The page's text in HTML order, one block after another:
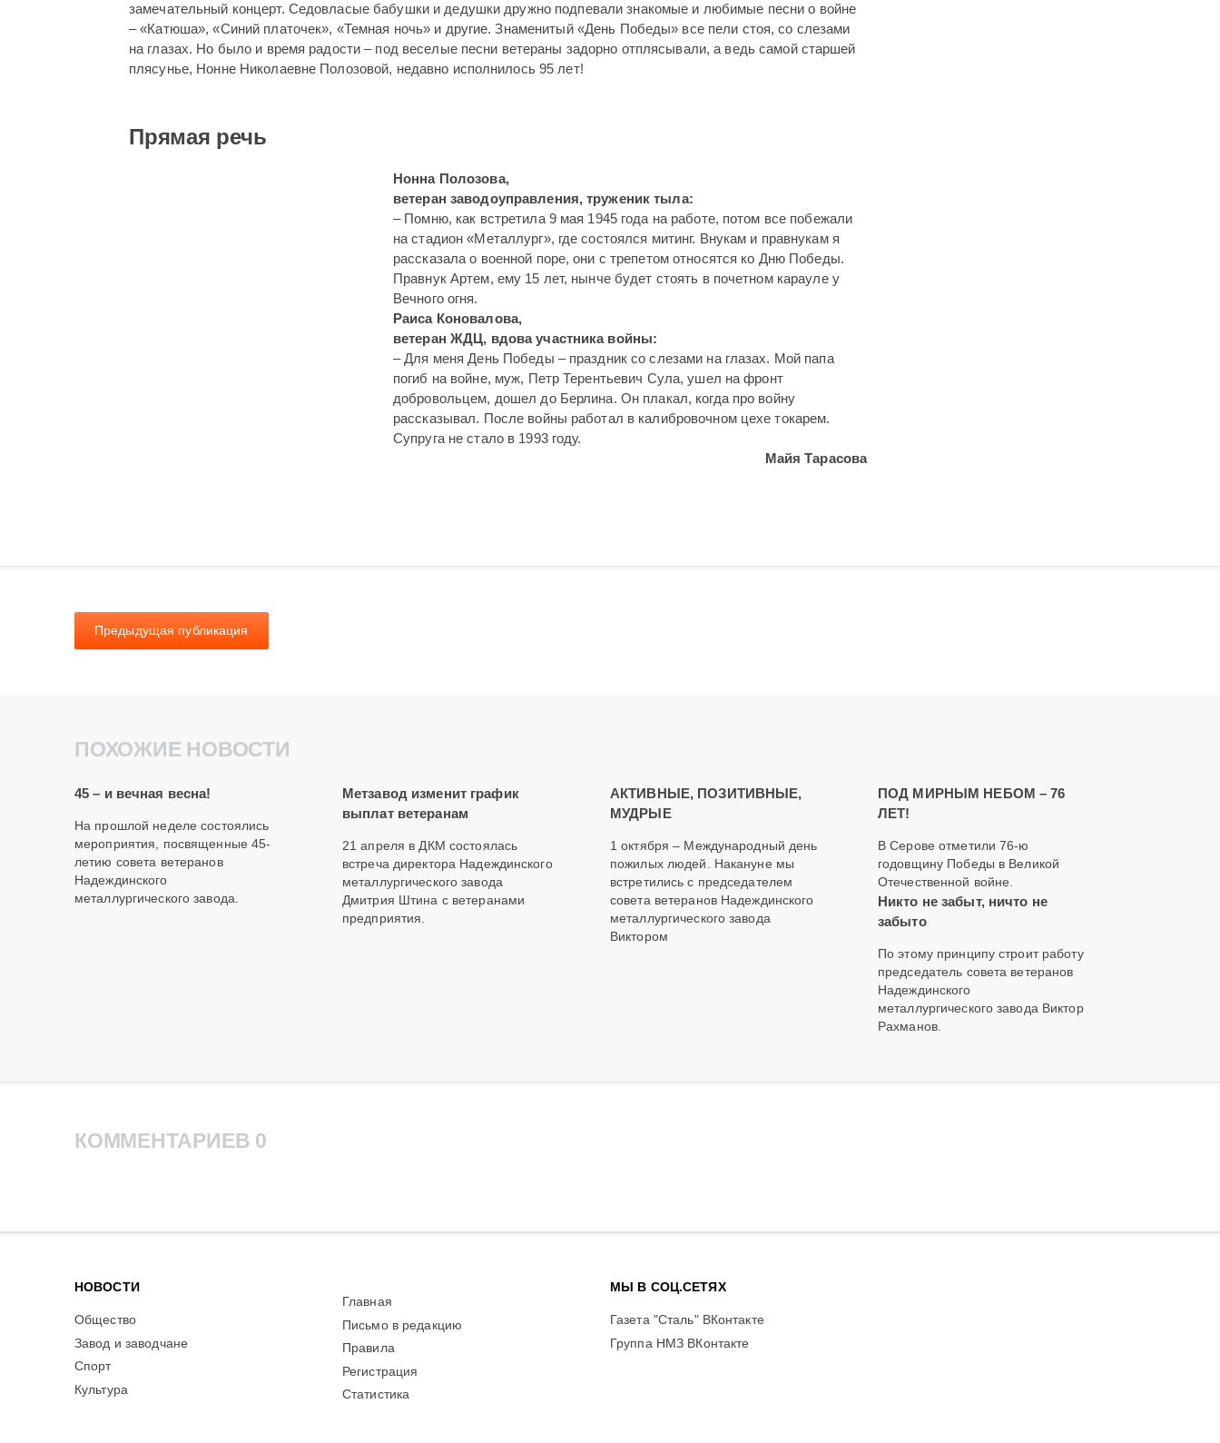
замечательный концерт. Седовласые бабушки и дедушки дружно подпевали знакомые и любимые песни о войне
– «Катюша», «Синий платочек», «Темная ночь» и другие. Знаменитый «День Победы» все пели стоя, со слезами
на глазах. Но было и время радости – под веселые песни ветераны задорно отплясывали, а ведь самой старшей
плясунье, Нонне Николаевне Полозовой, недавно исполнилось 95 лет!
Прямая речь
Нонна Полозова,
ветеран заводоуправления, труженик тыла:
– Помню, как встретила 9 мая 1945 года на работе, потом все побежали
на стадион «Металлург», где состоялся митинг. Внукам и правнукам я
рассказала о военной поре, они с трепетом относятся ко Дню Победы.
Правнук Артем, ему 15 лет, нынче будет стоять в почетном карауле у
Вечного огня.
Раиса Коновалова,
ветеран ЖДЦ, вдова участника войны:
– Для меня День Победы – праздник со слезами на глазах. Мой папа
погиб на войне, муж, Петр Терентьевич Сула, ушел на фронт
добровольцем, дошел до Берлина. Он плакал, когда про войну
рассказывал. После вой­ны работал в калибровочном цехе токарем.
Супруга не стало в 1993 году.
Майя Тарасова
Предыдущая публикация
ПОХОЖИЕ НОВОСТИ
45 – и вечная весна!
На прошлой неделе состоялись
мероприятия, посвященные 45-
летию совета ветеранов
Надеждинского
металлургического завода.
Метзавод изменит график
выплат ветеранам
21 апреля в ДКМ состоялась
встреча директора Надеждинского
металлургического завода
Дмитрия Штина с ветеранами
предприятия.
АКТИВНЫЕ, ПОЗИТИВНЫЕ,
МУДРЫЕ
1 октября – Международный день
пожилых людей. Накануне мы
встретились с председателем
совета ветеранов Надеждинского
металлургического завода
Виктором
ПОД МИРНЫМ НЕБОМ – 76
ЛЕТ!
В Серове отметили 76-ю
годовщину Победы в Великой
Отечественной войне.
Никто не забыт, ничто не
забыто
По этому принципу строит работу
председатель совета ветеранов
Надеждинского
металлургического завода Виктор
Рахманов.
КОММЕНТАРИЕВ 0
НОВОСТИ
Общество
Завод и заводчане
Спорт
Культура
Главная
Письмо в редакцию
Правила
Регистрация
Статистика
МЫ В СОЦ.СЕТЯХ
Газета "Сталь" ВКонтакте
Группа НМЗ ВКонтакте